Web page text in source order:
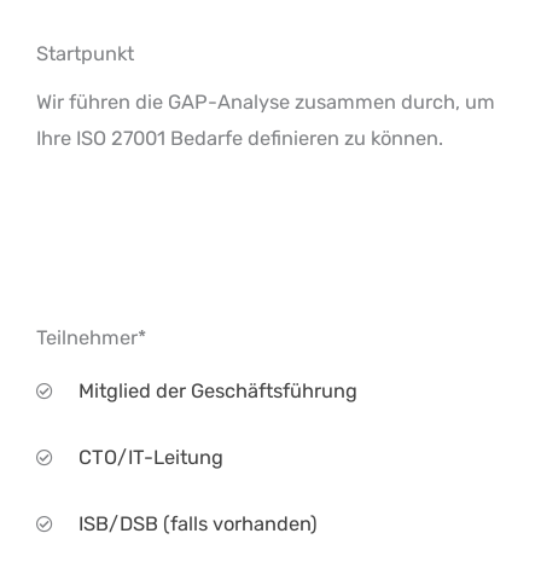
Startpunkt
Wir führen die GAP-Analyse zusammen durch, um
Ihre ISO 27001 Bedarfe definieren zu können.
Teilnehmer*
Mitglied der Geschäftsführung
CTO/IT-Leitung
ISB/DSB (falls vorhanden)